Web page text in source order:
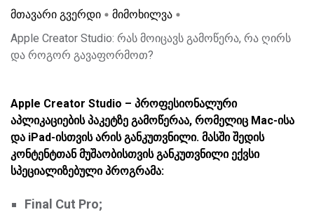
მთავარი გვერდი
მიმოხილვა
Apple Creator Studio: რას მოიცავს გამოწერა, რა ღირს
და როგორ გავაფორმოთ?
Apple Creator Studio – პროფესიონალური
აპლიკაციების პაკეტზე გამოწერაა, რომელიც Mac-ისა
და iPad-ისთვის არის განკუთვნილი. მასში შედის
კონტენტთან მუშაობისთვის განკუთვნილი ექვსი
სპეციალიზებული პროგრამა:
Final Cut Pro;